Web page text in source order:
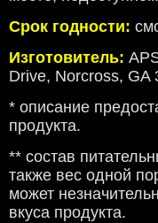
Срок годности:
Изготовитель:
Drive, Norcross, GA
* описание
продукта.
** состав
также вес одной
может
вкуса продукта.